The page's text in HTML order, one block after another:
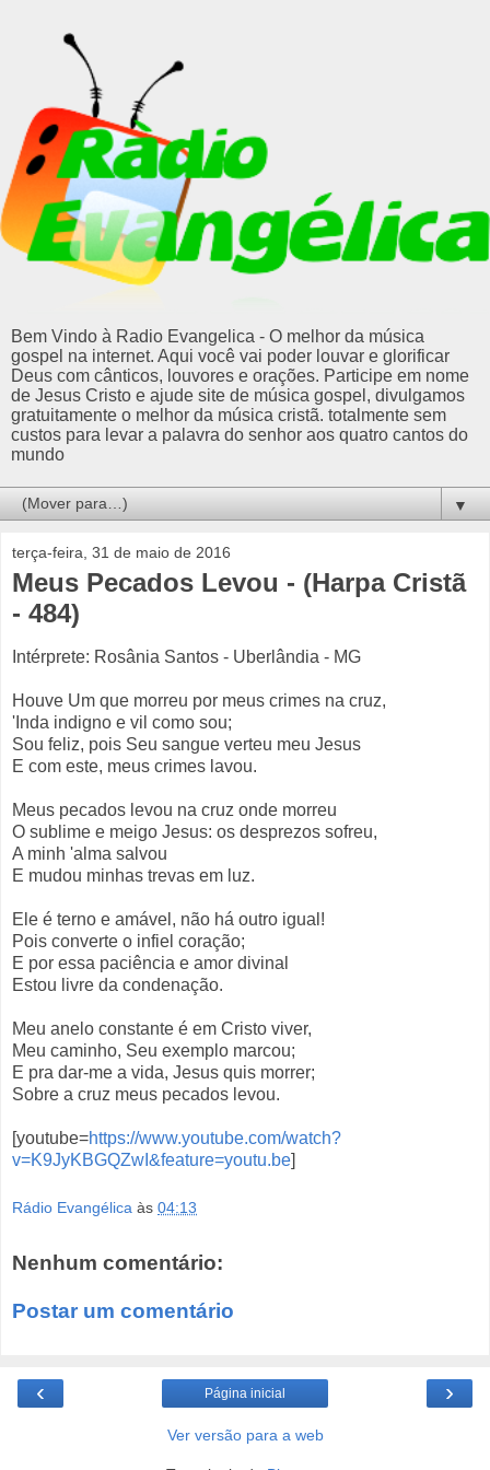
Bem Vindo à Radio Evangelica - O melhor da música
gospel na internet. Aqui você vai poder louvar e glorificar
Deus com cânticos, louvores e orações. Participe em nome
de Jesus Cristo e ajude site de música gospel, divulgamos
gratuitamente o melhor da música cristã. totalmente sem
custos para levar a palavra do senhor aos quatro cantos do
mundo
▼
terça-feira, 31 de maio de 2016
Meus Pecados Levou - (Harpa Cristã
- 484)
Intérprete: Rosânia Santos - Uberlândia - MG
Houve Um que morreu por meus crimes na cruz,
'Inda indigno e vil como sou;
Sou feliz, pois Seu sangue verteu meu Jesus
E com este, meus crimes lavou.
Meus pecados levou na cruz onde morreu
O sublime e meigo Jesus: os desprezos sofreu,
A minh 'alma salvou
E mudou minhas trevas em luz.
Ele é terno e amável, não há outro igual!
Pois converte o infiel coração;
E por essa paciência e amor divinal
Estou livre da condenação.
Meu anelo constante é em Cristo viver,
Meu caminho, Seu exemplo marcou;
E pra dar-me a vida, Jesus quis morrer;
Sobre a cruz meus pecados levou.
[youtube=https://www.youtube.com/watch?
v=K9JyKBGQZwI&feature=youtu.be]
Rádio Evangélica às 04:13
Nenhum comentário:
Postar um comentário
‹ ›
Página inicial
Ver versão para a web